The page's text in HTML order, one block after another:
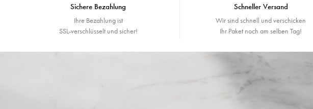
Sichere Bezahlung
Ihre Bezahlung ist
SSL-verschlüsselt und sicher!
Schneller Versand
Wir sind schnell und verschicken
Ihr Paket noch am selben Tag!